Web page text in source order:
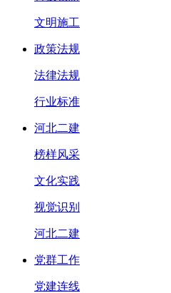
文明施工
政策法规
法律法规
行业标准
河北二建
榜样风采
文化实践
视觉识别
河北二建
党群工作
党建连线